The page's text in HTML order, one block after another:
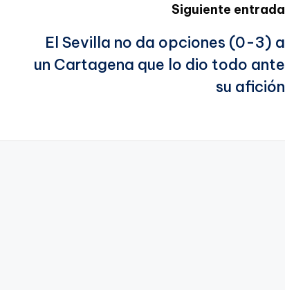
Siguiente entrada
El Sevilla no da opciones (0-3) a
un Cartagena que lo dio todo ante
su afición